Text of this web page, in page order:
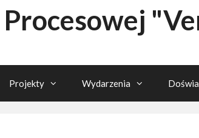
Procesowej
Projekty Wydarzenia